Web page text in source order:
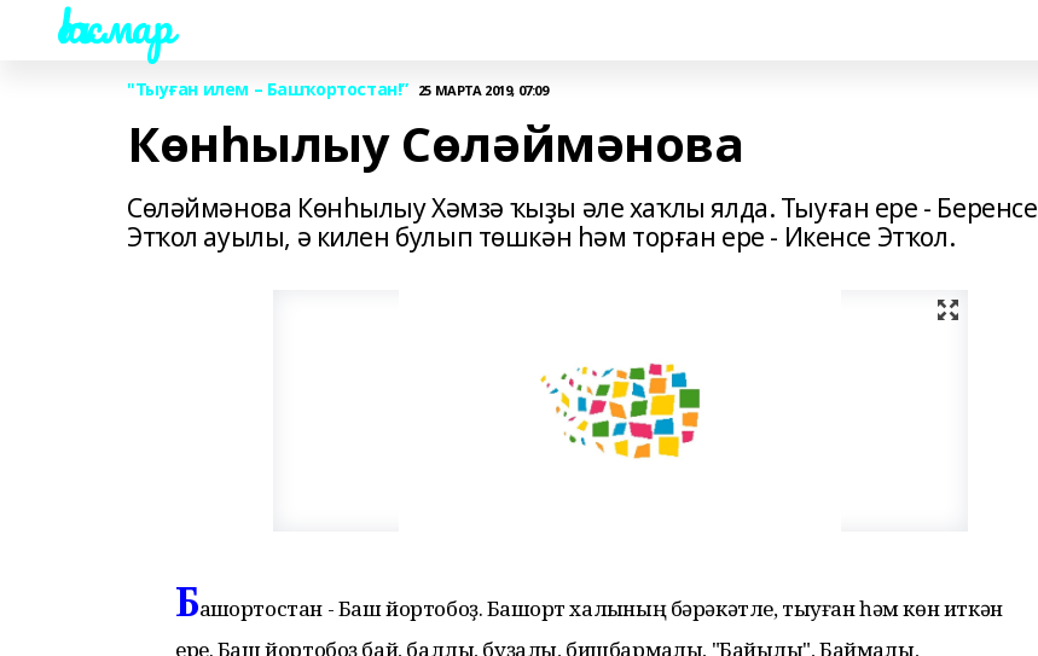
Һаҡмар
"Тыуған илем – Башҡортостан!” 25 МАРТА 2019, 07:09
Көнһылыу Сөләймәнова
Сөләймәнова Көнһылыу Хәмзә ҡыҙы әле хаҡлы ялда. Тыуған ере - Беренсе
Этҡол ауылы, ә килен булып төшкән һәм торған ере - Икенсе Этҡол.
Башҡортостан - Баш йортобоҙ. Башҡорт халҡының бәрәкәтле, тыуған һәм көн иткән
ере. Баш йортобоҙ бай, баллы, буҙалы, бишбармаҡлы, "Байыҡлы", Баймаҡлы,